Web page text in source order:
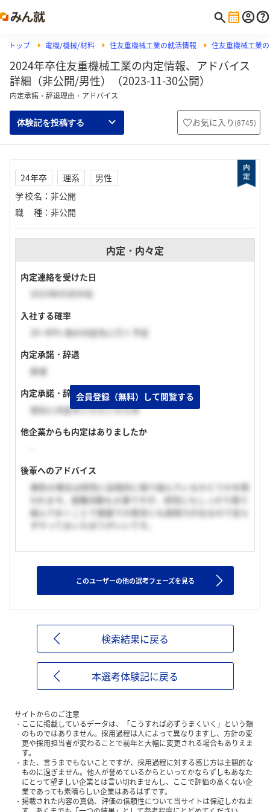
トップ 電機/機械/材料 住友重機械工業の就活情報 住友重機械工業
2024年卒住友重機械工業の内定情報、アドバイス
詳細（非公開/男性）（2023-11-30公開）
内定承諾・辞退理由・アドバイス
体験記を投稿する お気に入り (8745)
24年卒 理系
男性
学校名 ： 非公開
職種 ： 非公開
内定・内々定
内定連絡を受けた日
2023年05月中旬
入社する確率
20~40% 他の内定先に行く予定
内定承諾・辞退
辞退
内定承諾・辞退理由
他社に内定をいただいたため
他企業からも内定はありましたか
後輩へのアドバイス
理系の場合は研究に自発的に取り組んでいるかどうかを問
われます。就職活動も大事ですが、研究にもしっかり取り
組んでおくことで面接での発言にも説得力が出るので怠ら
ずやっておいたほうがいいです。
会員登録（無料）して閲覧する
このユーザーの他の選考フェーズを見る
検索結果に戻る
本選考体験記に戻る
サイトからのご注意
ここに掲載しているデータは、「こうすれば必ずうまくいく」という類
のものではありません。採用過程は人によって異なりますし、方針の変
更や採用担当者が変わることで前年と大幅に変更される場合もありえま
す。
また、言うまでもないことですが、採用過程に対する感じ方は主観的な
ものに過ぎません。他人が誉めているからといってかならずしもあなた
にとって望ましい企業とは言い切れませんし、ここで評価の高くない企
業であっても素晴らしい企業はあるはずです。
掲載された内容の真偽、評価の信頼性について当サイトは保証しかねま